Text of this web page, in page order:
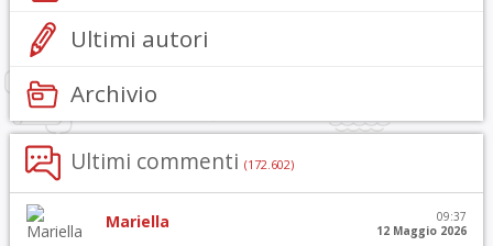
Ultimi autori
Archivio
Ultimi commenti (172.602)
Mariella
09:37
12 Maggio 2026